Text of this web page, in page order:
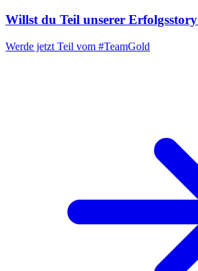
Willst du Teil unserer Erfolgsstory
Werde jetzt Teil vom #TeamGold